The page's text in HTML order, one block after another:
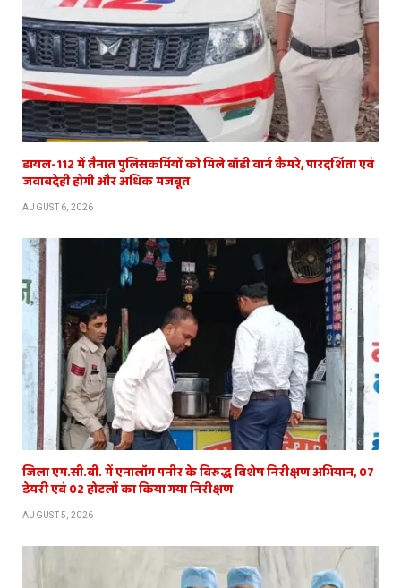
डायल-112 में तैनात पुलिसकर्मियों को मिले बॉडी वार्न कैमरे, पारदर्शिता एवं
जवाबदेही होगी और अधिक मजबूत
AUGUST 6, 2026
जिला एम.सी.बी. में एनालॉग पनीर के विरुद्ध विशेष निरीक्षण अभियान, 07
डेयरी एवं 02 होटलों का किया गया निरीक्षण
AUGUST 5, 2026